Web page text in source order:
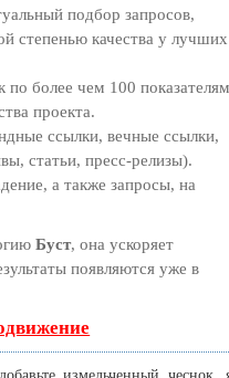
подбор запросов,
степенью качества у лучших
по более чем 100
проекта.
ссылки, вечные ссылки,
статьи, пресс-релизы).
а также запросы, на
Буст, она ускоряет
появляются уже в